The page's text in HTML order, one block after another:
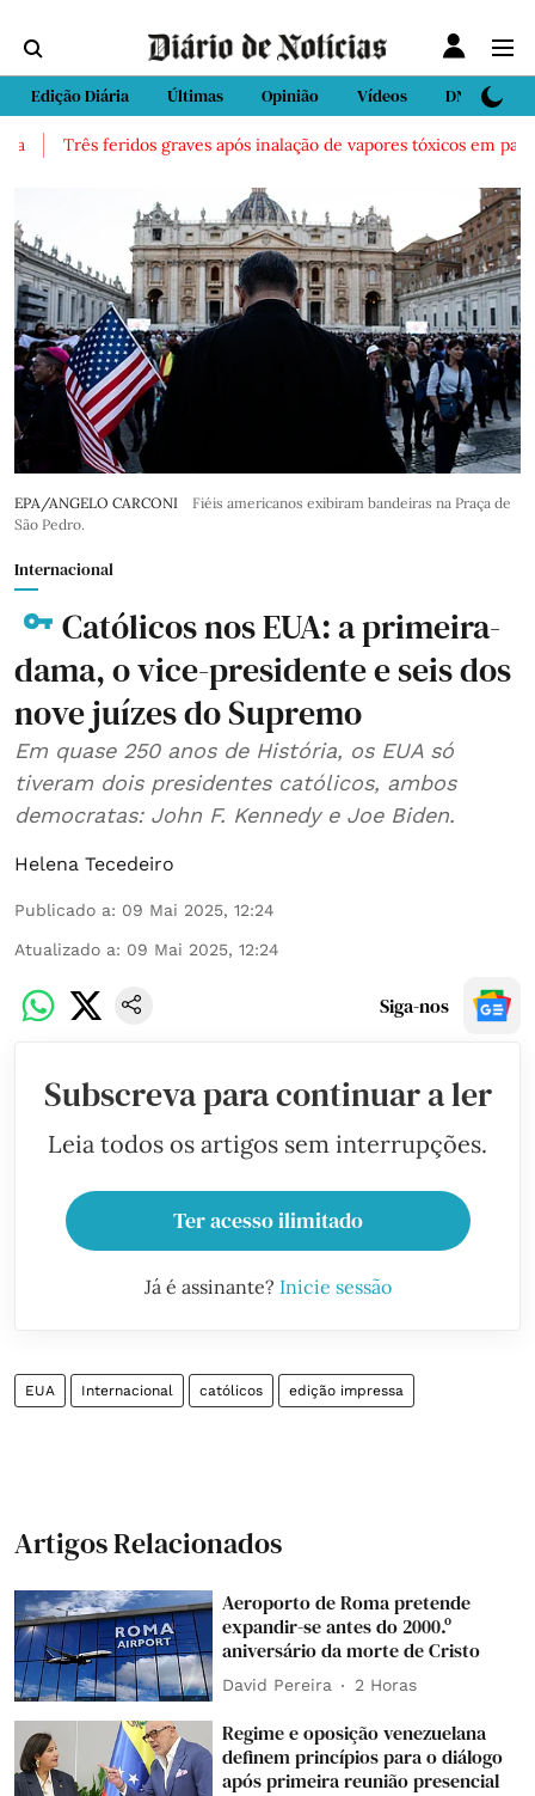
Edição Diária Últimas Opinião Vídeos DN Sport
Três feridos graves após inalação de vapores tóxicos em
EPA/ANGELO CARCONI
Fiéis americanos exibiram bandeiras na Praça de
São Pedro.
Internacional
Católicos nos EUA: a primeira-
dama, o vice-presidente e seis dos
nove juízes do Supremo
Em quase 250 anos de História, os EUA só
tiveram dois presidentes católicos, ambos
democratas: John F. Kennedy e Joe Biden.
Helena Tecedeiro
Publicado a: 09 Mai 2025, 12:24
Atualizado a: 09 Mai 2025, 12:24
Siga-nos
Subscreva para continuar a ler
Leia todos os artigos sem interrupções.
Ter acesso ilimitado
Já é assinante? Inicie sessão
EUA Internacional católicos edição impressa
Artigos Relacionados
Aeroporto de Roma pretende
expandir-se antes do 2000.º
aniversário da morte de Cristo
David Pereira 2 Horas
Regime e oposição venezuelana
definem princípios para o diálogo
após primeira reunião presencial